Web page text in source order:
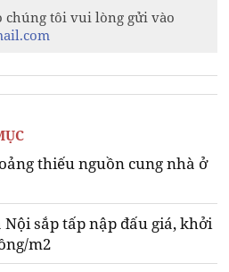
chúng tôi vui lòng gửi vào
thiếu nguồn cung nhà ở
sắp tấp nập đấu giá, khởi
m2